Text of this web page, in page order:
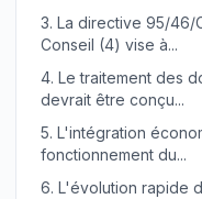
3. La directive 95/46/
Conseil (4) vise à...
4. Le traitement des
devrait être conçu...
5. L'intégration
fonctionnement du...
6. L'évolution rapide